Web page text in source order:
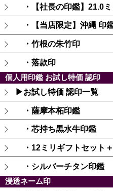
・【社長の印鑑】21.0
・【当店限定】沖縄 印
・竹根の朱竹印
・落款印
個人用印鑑 お試し特価 認印
▶お試し特価 認印一覧
・薩摩本柘印鑑
・芯持ち黒水牛印鑑
・12ミリギフトセット
・シルバーチタン印鑑
浸透ネーム印